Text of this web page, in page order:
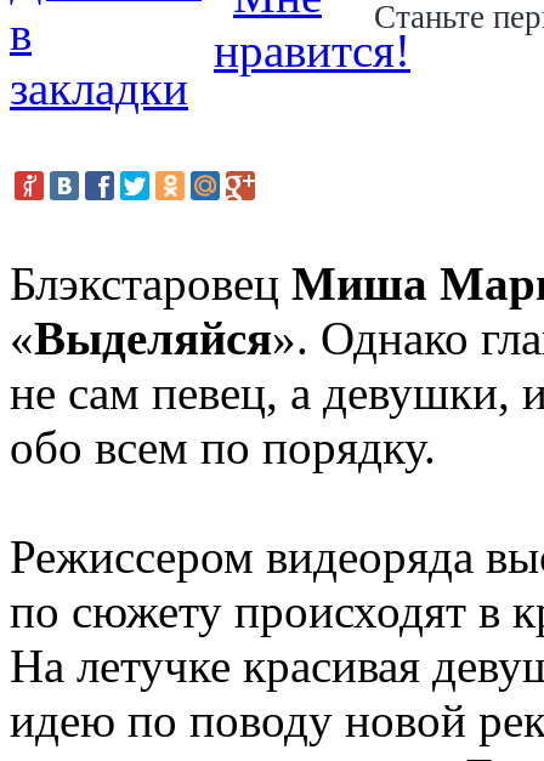
Станьте
Блэкстаровец Миша
«Выделяйся». Однако
не сам певец, а девушки,
обо всем по порядку.
Режиссером видеоряда
по сюжету происходят в
На летучке красивая
идею по поводу новой